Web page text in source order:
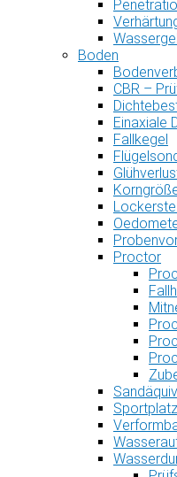
Boden
CBR –
Einaxiale
Fallkegel
Proctor